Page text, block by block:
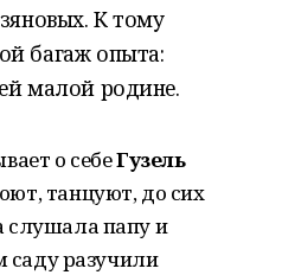
К тому
багаж опыта:
малой родине.
о себеГузель
танцуют, до сих
слушала папу и
саду разучили